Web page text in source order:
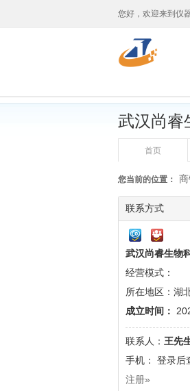
您好，欢迎来到 仪
武汉尚睿
首页
您当前的位置：
联系方式
武汉尚睿生物
经营模式：
所在地区：湖
成立时间：
联系人： 王先
手机： 登录后
注册»